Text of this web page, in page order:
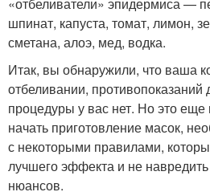
«отбеливатели» эпидермиса —
шпинат, капуста, томат, лимон,
сметана, алоэ, мед, водка.
Итак, вы обнаружили, что ваша
отбеливании,
процедуры у вас нет. Но это
начать приготовление масок,
с некоторыми правилами,
лучшего эффекта и не
нюансов.